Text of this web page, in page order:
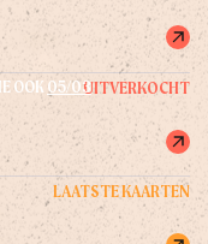
UITVERKOCHT
OOK 05/03
LAATSTE KAARTEN